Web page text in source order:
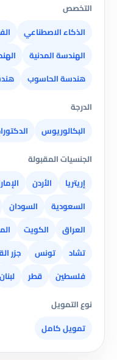
التخصص
الذكاء الاصطناعي
الهندسة المدنية
هندسة الحاسوب
الدرجة
البكالوريوس
الجنسيات المقبولة
إريتريا
الأردن
السعودية
السودان
العراق
الكويت
تشاد
تونس جزر
فلسطين
قطر لبنان
نوع التمويل
تمويل كامل